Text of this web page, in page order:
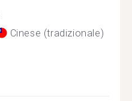
Cinese (tradizionale)